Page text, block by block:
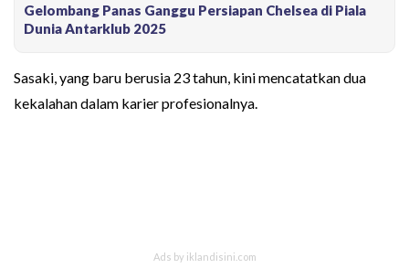
Gelombang Panas Ganggu Persiapan Chelsea di Piala
Dunia Antarklub 2025
Sasaki, yang baru berusia 23 tahun, kini mencatatkan dua
kekalahan dalam karier profesionalnya.